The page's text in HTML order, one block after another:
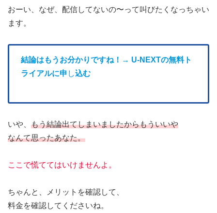
おーい、なぜ、配信してないの〜って叫びたくなっちゃい
ます。
結論はもうお分かりですね！→ U-NEXTの無料ト
ライアルに申 し込む
いや、 もう結論出てしまいましたからもういいや
なんて思ったあなた。
ここで慌ててはいけませんよ。
ちゃんと、メリットを確認して、
料金を確認してくださいね。